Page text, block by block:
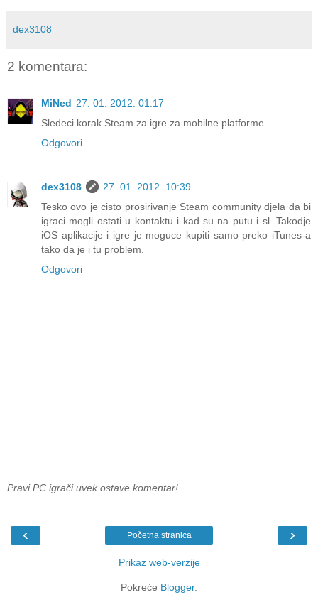
dex3108
2 komentara:
MiNed 27. 01. 2012. 01:17
Sledeci korak Steam za igre za mobilne platforme
Odgovori
dex3108
27. 01. 2012. 10:39
Tesko ovo je cisto prosirivanje Steam community djela da bi
igraci mogli ostati u kontaktu i kad su na putu i sl. Takodje
iOS aplikacije i igre je moguce kupiti samo preko iTunes-a
tako da je i tu problem.
Odgovori
Pravi PC igrači uvek ostave komentar!
‹ ›
Početna stranica
Prikaz web-verzije
Pokreće Blogger.